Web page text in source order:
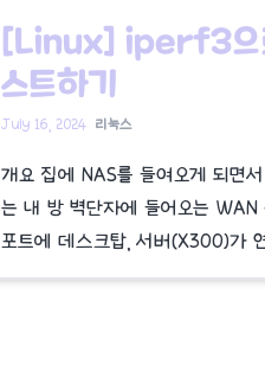
[Linux] iperf3으
스트하기
July 16, 2024 리눅스
개요 집에 NAS를 들여오게 되면
는 내 방 벽단자에 들어오는
포트에 데스크탑, 서버(X300)가